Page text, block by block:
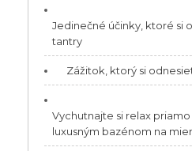
Jedinečné účinky, ktoré si
tantry
Zážitok, ktorý si
Vychutnajte si relax
luxusným bazénom na